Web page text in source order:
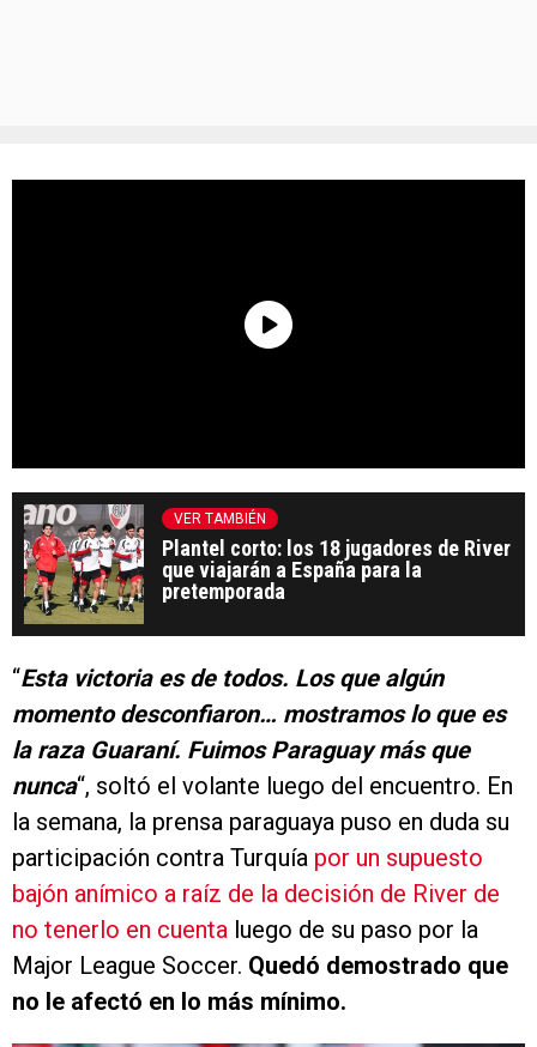
VER TAMBIÉN
Plantel corto: los 18 jugadores de River
que viajarán a España para la
pretemporada
“Esta victoria es de todos. Los que algún
momento desconfiaron… mostramos lo que es
la raza Guaraní. Fuimos Paraguay más que
nunca“, soltó el volante luego del encuentro. En
la semana, la prensa paraguaya puso en duda su
participación contra Turquía por un supuesto
bajón anímico a raíz de la decisión de River de
no tenerlo en cuenta luego de su paso por la
Major League Soccer. Quedó demostrado que
no le afectó en lo más mínimo.